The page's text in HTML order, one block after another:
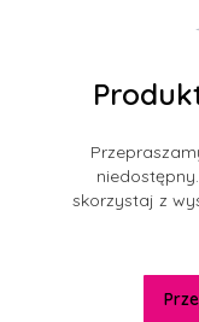
skorzystaj z